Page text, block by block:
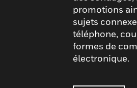
promotions
sujets
téléphone,
formes de
électronique.